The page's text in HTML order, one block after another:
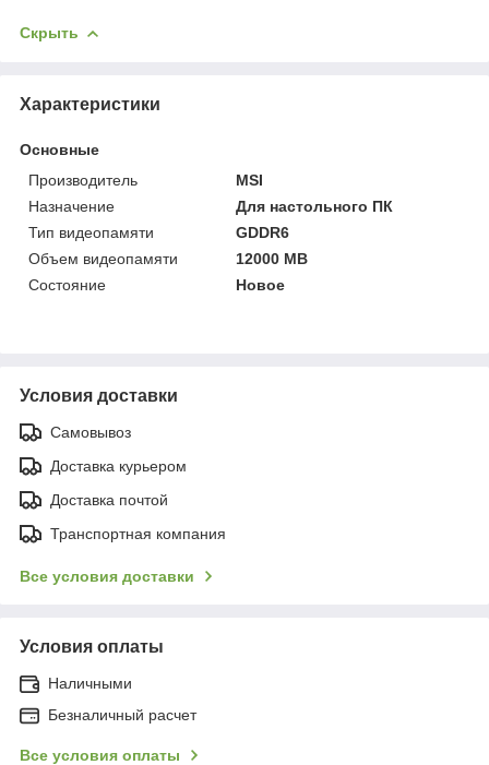
Скрыть
Характеристики
Основные
Производитель
MSI
Назначение
Для настольного ПК
Тип видеопамяти
GDDR6
Объем видеопамяти
12000 MB
Состояние
Новое
Условия доставки
Самовывоз
Доставка курьером
Доставка почтой
Транспортная компания
Все условия доставки
Условия оплаты
Наличными
Безналичный расчет
Все условия оплаты